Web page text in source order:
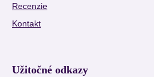
Recenzie
Kontakt
Užitočné odkazy